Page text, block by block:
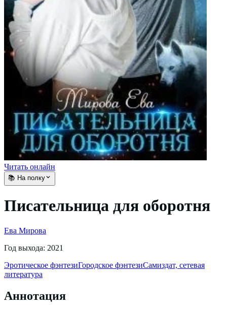
Читать онлайн
📚 На полку
Писательница для оборотня
Ева Мирова
Год выхода: 2021
Эротическое фэнтезиГородское фэнтезиСамиздат, сетевая
литература
Аннотация